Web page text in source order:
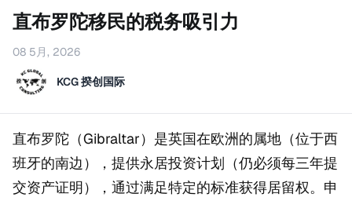
直布罗陀移民的税务吸引力
08 5月, 2026
KCG 揆创国际
直布罗陀（Gibraltar）是英国在欧洲的属地（位于西
班牙的南边），提供永居投资计划（仍必须每三年提
交资产证明），通过满足特定的标准获得居留权。申